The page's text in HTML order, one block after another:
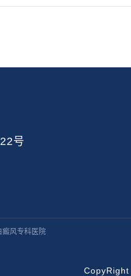
号
癜风专科医院
CopyRight